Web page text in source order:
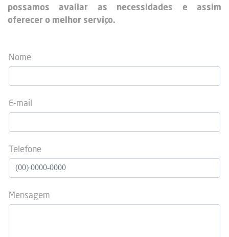
possamos avaliar as necessidades e assim
oferecer o melhor serviço.
Nome
E-mail
Telefone
Mensagem